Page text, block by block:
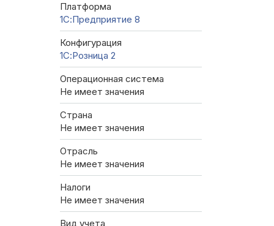
Платформа
1С:Предприятие 8
Конфигурация
1С:Розница 2
Операционная система
Не имеет значения
Страна
Не имеет значения
Отрасль
Не имеет значения
Налоги
Не имеет значения
Вид учета